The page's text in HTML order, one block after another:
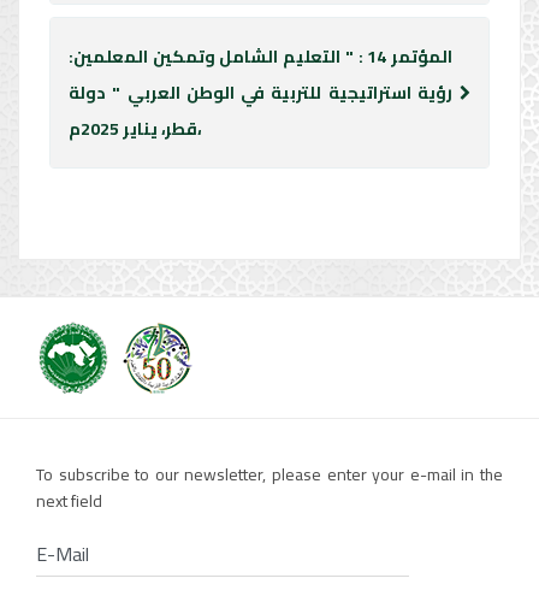
المؤتمر 14 : " التعليم الشامل وتمكين المعلمين:
رؤية استراتيجية للتربية في الوطن العربي " دولة
قطر، يناير 2025م،
To subscribe to our newsletter, please enter your e-mail in the
next field